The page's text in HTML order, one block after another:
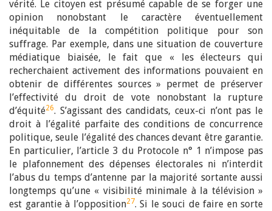
vérité. Le citoyen est présumé capable de se forger une
opinion nonobstant le caractère éventuellement
inéquitable de la compétition politique pour son
suffrage. Par exemple, dans une situation de couverture
médiatique biaisée, le fait que « les électeurs qui
recherchaient activement des informations pouvaient en
obtenir de différentes sources » permet de préserver
l’effectivité du droit de vote nonobstant la rupture
d’équité26. S’agissant des candidats, ceux-ci n’ont pas le
droit à l’égalité parfaite des conditions de concurrence
politique, seule l’égalité des chances devant être garantie.
En particulier, l’article 3 du Protocole n° 1 n’impose pas
le plafonnement des dépenses électorales ni n’interdit
l’abus du temps d’antenne par la majorité sortante aussi
longtemps qu’une « visibilité minimale à la télévision »
est garantie à l’opposition27. Si le souci de faire en sorte